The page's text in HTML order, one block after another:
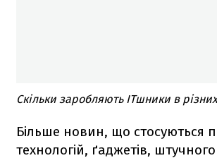
Скільки заробляють ITшники в
Більше новин, що стосуються
технологій, ґаджетів, штучного